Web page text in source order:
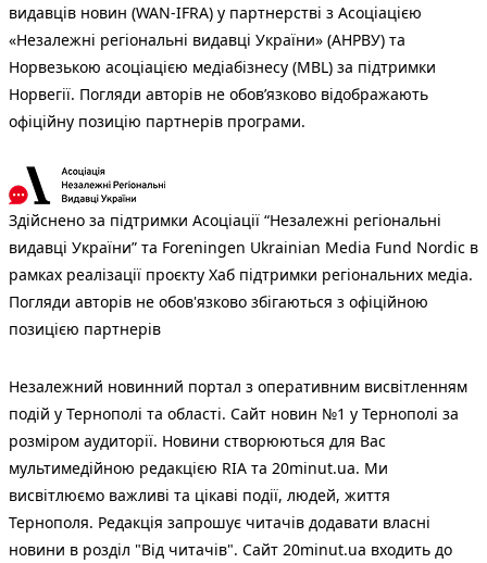
видавців новин (WAN-IFRA) у партнерстві з Асоціацією
«Незалежні регіональні видавці України» (АНРВУ) та
Норвезькою асоціацією медіабізнесу (MBL) за підтримки
Норвегії. Погляди авторів не обов’язково відображають
офіційну позицію партнерів програми.
Здійснено за підтримки Асоціації “Незалежні регіональні
видавці України” та Foreningen Ukrainian Media Fund Nordic в
рамках реалізації проєкту Хаб підтримки регіональних медіа.
Погляди авторів не обов'язково збігаються з офіційною
позицією партнерів
Незалежний новинний портал з оперативним висвітленням
подій у Тернополі та області. Сайт новин №1 у Тернополі за
розміром аудиторії. Новини створюються для Вас
мультимедійною редакцією RIA та 20minut.ua. Ми
висвітлюємо важливі та цікаві події, людей, життя
Тернополя. Редакція запрошує читачів додавати власні
новини в розділ "Від читачів". Сайт 20minut.ua входить до